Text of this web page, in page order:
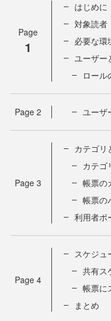
Page
1
はじめに
対象読者
必要な環
ユーザー
ロール
Page 2 ユーザ
Page 3
カテゴリ
カテゴ
帳票の
帳票の
利用者ポ
Page 4
スケジュ
共有ス
帳票に
まとめ